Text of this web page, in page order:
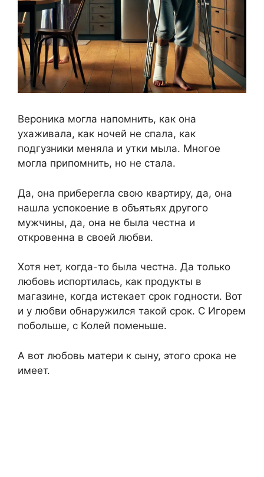
Вероника могла напомнить, как она
ухаживала, как ночей не спала, как
подгузники меняла и утки мыла. Многое
могла припомнить, но не стала.
Да, она приберегла свою квартиру, да, она
нашла успокоение в объятьях другого
мужчины, да, она не была честна и
откровенна в своей любви.
Хотя нет, когда-то была честна. Да только
любовь испортилась, как продукты в
магазине, когда истекает срок годности. Вот
и у любви обнаружился такой срок. С Игорем
побольше, с Колей поменьше.
А вот любовь матери к сыну, этого срока не
имеет.